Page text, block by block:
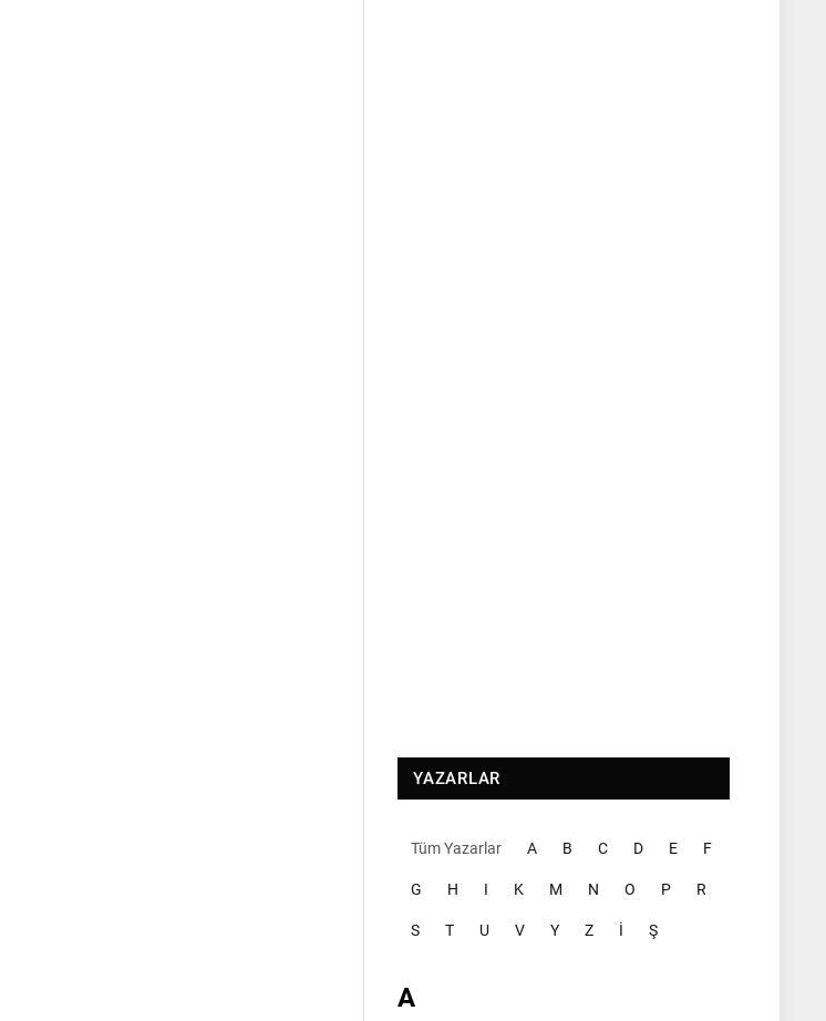
YAZARLAR
Tüm Yazarlar A B C D E F
G H I K M N O P R
S T U V Y Z İ Ş
A